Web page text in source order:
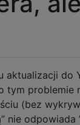
aktualizacji do
tym problemie
(bez
nie odpowiada